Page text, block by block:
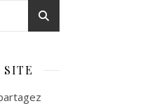
SITE